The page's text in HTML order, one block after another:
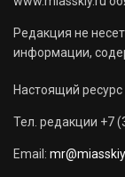
Редакция не
информации,
Настоящий
Тел. редакции +7
Email: